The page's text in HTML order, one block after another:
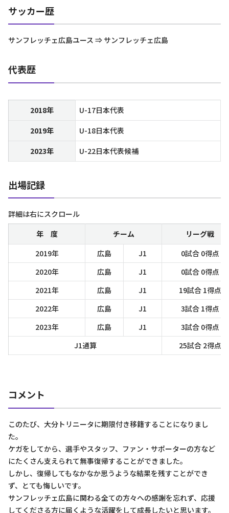
サッカー歴
サンフレッチェ広島ユース ⇒ サンフレッチェ広島
代表歴
2018年
U-17日本代表
2019年
U-18日本代表
2023年
U-22日本代表候補
出場記録
詳細は右にスクロール
年 度
チーム
リーグ戦
2019年
広島 J1
0試合 0得点
2020年
広島 J1
0試合 0得点
2021年
広島 J1
19試合 1得点
2022年
広島 J1
3試合 1得点
2023年
広島 J1
3試合 0得点
J1通算
25試合 2得点
コメント
このたび、大分トリニータに期限付き移籍することになりまし
た。
ケガをしてから、選手やスタッフ、ファン・サポーターの方など
にたくさん支えられて無事復帰することができました。
しかし、復帰してもなかなか思うような結果を残すことができ
ず、とても悔しいです。
サンフレッチェ広島に関わる全ての方々への感謝を忘れず、応援
してくださる方に届くような活躍をして成長したいと思います。